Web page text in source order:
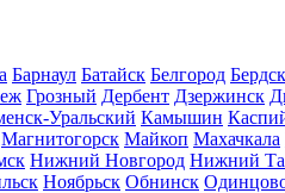
Барнаул Батайск Белгород Бердск
Грозный Дербент Дзержинск
Уральский Камышин
Магнитогорск Майкоп Махачкала
Нижний Новгород Нижний
Ноябрьск Обнинск